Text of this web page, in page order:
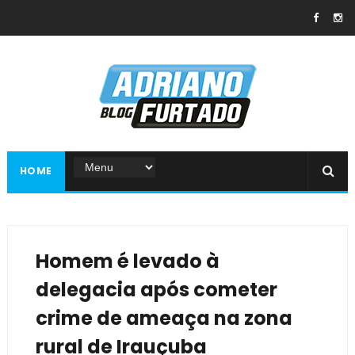
HOME
Homem é levado à
delegacia após cometer
crime de ameaça na zona
rural de Irauçuba